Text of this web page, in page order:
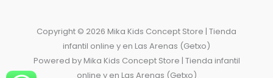
Copyright © 2026 Mika Kids Concept Store | Tienda
infantil online y en Las Arenas (Getxo)
Powered by Mika Kids Concept Store | Tienda infantil
online y en Las Arenas (Getxo)